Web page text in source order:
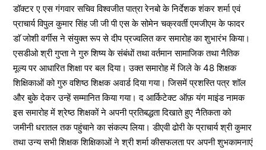
डॉक्टर ए एस गंगवार सचिव विश्वजीत पात्रा रेनबो के निर्देशक शंकर शर्मा एवं
प्राचार्य विपुल कुमार सिंह जी जी पी एस के सोमेन चक्रवर्ती एमजीएम के फादर
डाॅ जोशी वर्गीस ने संयुक्त रूप से दीप प्रज्वलित कर समारोह का शुभारंभ किया।
एसडीओ श्री गुप्ता ने गुरु शिष्य के संबंधों तथा वर्तमान सामाजिक तथा नैतिक
मूल्य पर आधारित शिक्षा पर बल दिया। उक्त समारोह में जिले के 48 शिक्षक
शिक्षिकाओं को गुरु वशिष्ठ शिक्षक अवार्ड दिया गया। जिसमें प्रशस्ति पत्र शॉल
और बुके देकर उन्हें सम्मानित किया गया। द आर्किटेक्ट ऑफ़ यंग माइंड नामक
इस समारोह में श्रेष्ठ शिक्षकों ने अपनी प्रतिबद्धता दिखाते हुए नैतिकता को
जमीनी धरातल तक पहुंचाने का संकल्प लिया। डीएवी ढोरी के प्राचार्य श्री कुमार
तथा उन्य सभी शिक्षक शिक्षिकाओं ने श्री शर्मा कीसफलता पर अपनी शुभकामनाएं